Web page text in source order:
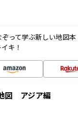
って学ぶ新しい地図
キ！
図 アジア編